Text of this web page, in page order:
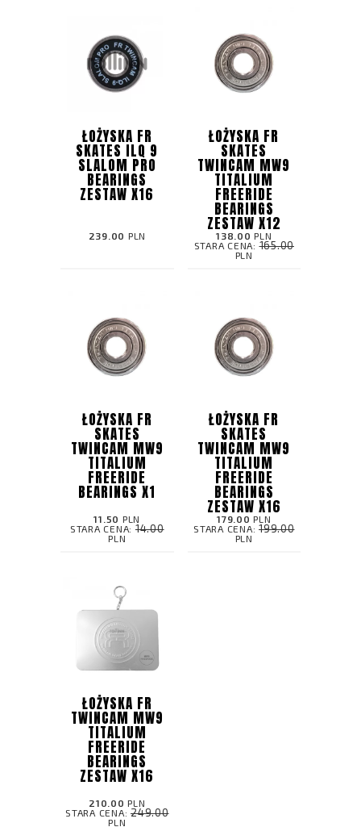
ŁOŻYSKA FR
SKATES ILQ 9
SLALOM PRO
BEARINGS
ZESTAW X16
239.00 PLN
ŁOŻYSKA FR
SKATES
TWINCAM MW9
TITALIUM
FREERIDE
BEARINGS
ZESTAW X12
138.00 PLN
STARA CENA:165.00
PLN
ŁOŻYSKA FR
SKATES
TWINCAM MW9
TITALIUM
FREERIDE
BEARINGS X1
11.50 PLN
STARA CENA:14.00
PLN
ŁOŻYSKA FR
SKATES
TWINCAM MW9
TITALIUM
FREERIDE
BEARINGS
ZESTAW X16
179.00 PLN
STARA CENA: 199.00
PLN
ŁOŻYSKA FR
TWINCAM MW9
TITALIUM
FREERIDE
BEARINGS
ZESTAW X16
210.00 PLN
STARA CENA: 249.00
PLN